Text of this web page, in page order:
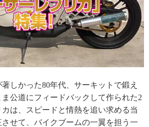
しかった80年代、サーキットで鍛え
公道にフィードバックして作られた2
は、スピードと情熱を追い求める当
せて、バイクブームの一翼を担う一